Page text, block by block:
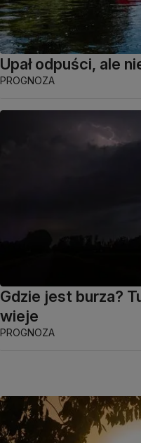
Upał odpuści, ale
PROGNOZA
Gdzie jest burza?
wieje
PROGNOZA